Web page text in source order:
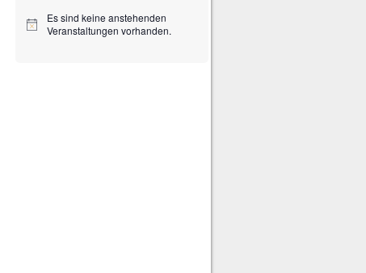
H
Es sind keine anstehenden
Veranstaltungen vorhanden.